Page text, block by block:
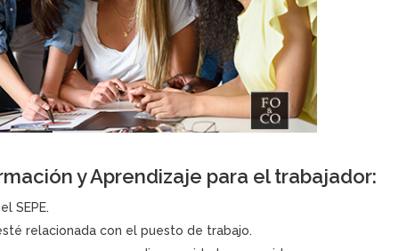
y Aprendizaje para el trabajador:
SEPE.
relacionada con el puesto de trabajo.